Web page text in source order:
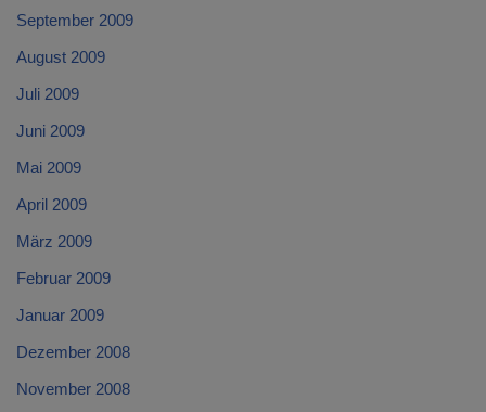
September 2009
August 2009
Juli 2009
Juni 2009
Mai 2009
April 2009
März 2009
Februar 2009
Januar 2009
Dezember 2008
November 2008